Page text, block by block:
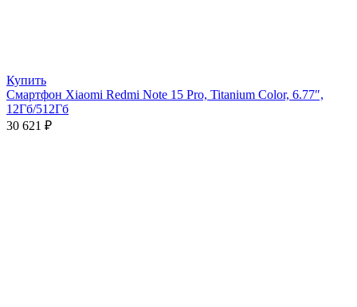
Купить
Смартфон Xiaomi Redmi Note 15 Pro, Titanium Color, 6.77″,
12Гб/512Гб
30 621 ₽